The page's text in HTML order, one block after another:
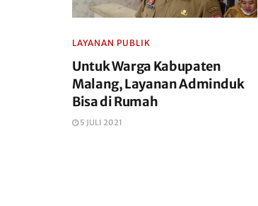
LAYANAN PUBLIK
Untuk Warga Kabupaten
Malang, Layanan Adminduk
Bisa di Rumah
5 JULI 2021